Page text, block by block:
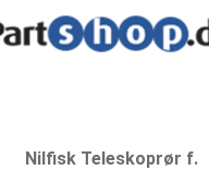
Nilfisk Teleskoprør f.